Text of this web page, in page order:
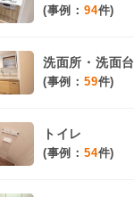
(事例： 94件)
洗面所・洗面台
(事例： 59件)
トイレ
(事例： 54件)